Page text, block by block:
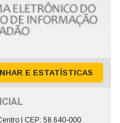
E ESTATÍSTICAS
| CEP: 58.640-000